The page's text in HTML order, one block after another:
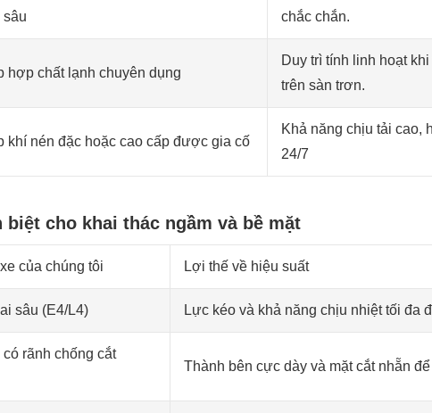
sâu
chắc chắn.
hợp chất lạnh chuyên dụng
Duy trì tính linh hoạt
trên sàn trơn.
khí nén đặc hoặc cao cấp được gia cố
Khả năng chịu tải cao,
24/7
cho khai thác ngầm và bề mặt
của chúng tôi Lợi thế về hiệu suất
sâu (E4/L4) Lực kéo và khả năng chịu nhiệt tối đa
rãnh chống cắt
Thành bên cực dày và mặt cắt nhẵn